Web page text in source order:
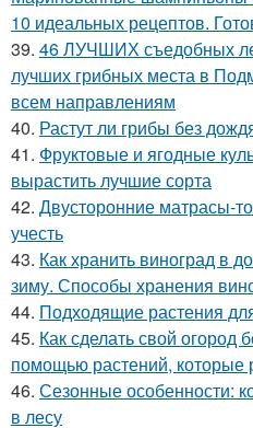
10 идеальных рецептов.
39. 46 ЛУЧШИХ съедобных
лучших грибных места в
всем направлениям
40. Растут ли грибы без
41. Фруктовые и ягодные
вырастить лучшие сорта
42. Двусторонние матрасы-
учесть
43. Как хранить виноград в
зиму. Способы хранения
44. Подходящие растения
45. Как сделать свой огород
помощью растений, которые
46. Сезонные особенности:
в лесу